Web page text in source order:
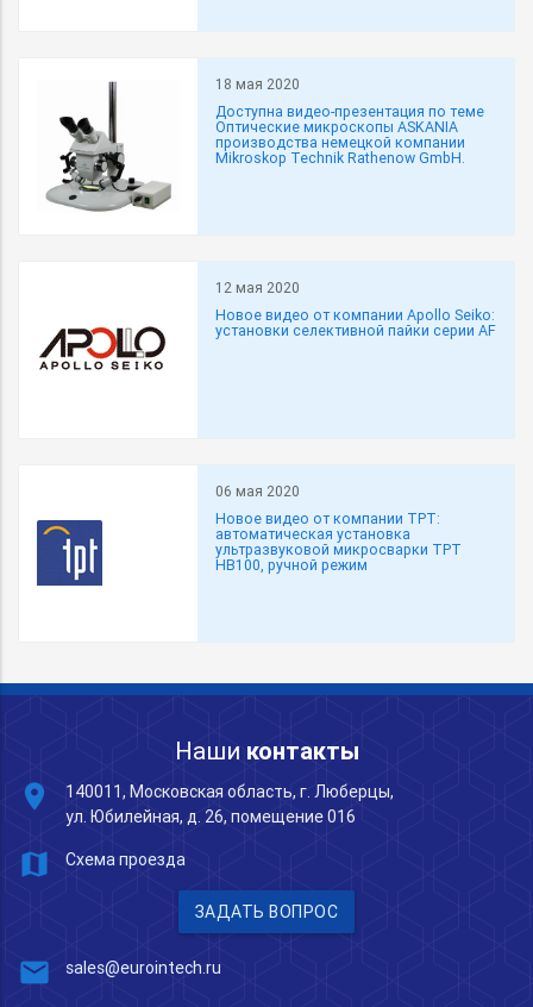
18 мая 2020
Доступна видео-презентация по теме
Оптические микроскопы ASKANIA
производства немецкой компании
Mikroskop Technik Rathenow GmbH.
12 мая 2020
Новое видео от компании Apollo Seiko:
установки селективной пайки серии AF
06 мая 2020
Новое видео от компании TPT:
автоматическая установка
ультразвуковой микросварки TPT
HB100, ручной режим
Наши контакты
place
140011, Московская область, г. Люберцы,
ул. Юбилейная, д. 26, помещение 016
map Схема проезда
ЗАДАТЬ ВОПРОС
mail sales@eurointech.ru